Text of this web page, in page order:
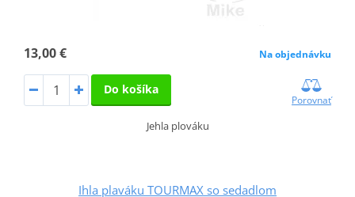
13,00 € Na objednávku
Do košíka
Porovnať
Jehla plováku
Ihla plaváku TOURMAX so sedadlom